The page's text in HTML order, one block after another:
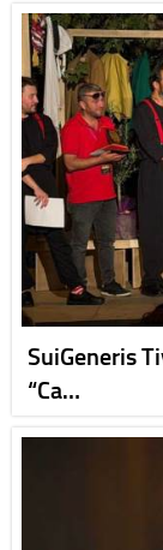
SuiGeneris
“Ca…